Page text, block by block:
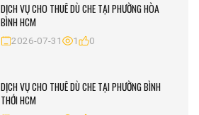
DỊCH VỤ CHO THUÊ DÙ CHE TẠI PHƯỜNG HÒA
BÌNH HCM
2026-07-31 1 0
DỊCH VỤ CHO THUÊ DÙ CHE TẠI PHƯỜNG BÌNH
THỚI HCM